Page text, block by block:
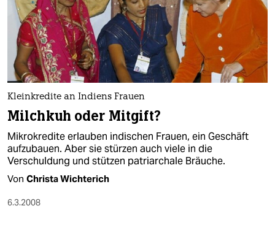
Kleinkredite an Indiens Frauen
Milchkuh oder Mitgift?
Mikrokredite erlauben indischen Frauen, ein Geschäft
aufzubauen. Aber sie stürzen auch viele in die
Verschuldung und stützen patriarchale Bräuche.
Von Christa Wichterich
6.3.2008